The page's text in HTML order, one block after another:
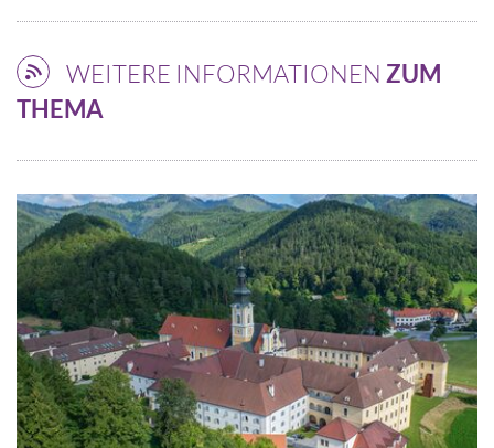
WEITERE INFORMATIONEN ZUM
THEMA